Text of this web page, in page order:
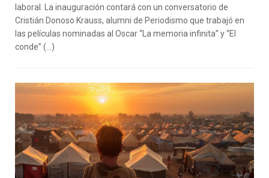
laboral. La inauguración contará con un conversatorio de
Cristián Donoso Krauss, alumni de Periodismo que trabajó en
las películas nominadas al Oscar “La memoria infinita” y “El
conde” (…)